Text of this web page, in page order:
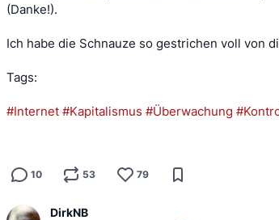
(Danke!).
Ich habe die Schnauze so gestrichen voll von
Tags:
#Internet #Kapitalismus #Überwachung
10 53 79
DirkNB